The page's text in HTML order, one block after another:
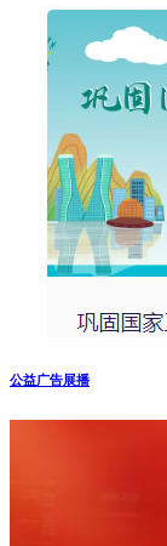
公益广告展播